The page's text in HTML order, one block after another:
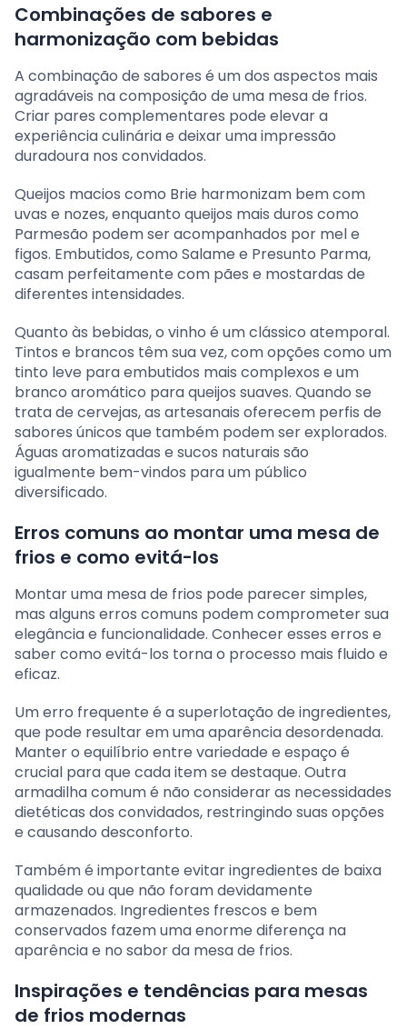
Combinações de sabores e
harmonização com bebidas
A combinação de sabores é um dos aspectos mais
agradáveis na composição de uma mesa de frios.
Criar pares complementares pode elevar a
experiência culinária e deixar uma impressão
duradoura nos convidados.
Queijos macios como Brie harmonizam bem com
uvas e nozes, enquanto queijos mais duros como
Parmesão podem ser acompanhados por mel e
figos. Embutidos, como Salame e Presunto Parma,
casam perfeitamente com pães e mostardas de
diferentes intensidades.
Quanto às bebidas, o vinho é um clássico atemporal.
Tintos e brancos têm sua vez, com opções como um
tinto leve para embutidos mais complexos e um
branco aromático para queijos suaves. Quando se
trata de cervejas, as artesanais oferecem perfis de
sabores únicos que também podem ser explorados.
Águas aromatizadas e sucos naturais são
igualmente bem-vindos para um público
diversificado.
Erros comuns ao montar uma mesa de
frios e como evitá-los
Montar uma mesa de frios pode parecer simples,
mas alguns erros comuns podem comprometer sua
elegância e funcionalidade. Conhecer esses erros e
saber como evitá-los torna o processo mais fluido e
eficaz.
Um erro frequente é a superlotação de ingredientes,
que pode resultar em uma aparência desordenada.
Manter o equilíbrio entre variedade e espaço é
crucial para que cada item se destaque. Outra
armadilha comum é não considerar as necessidades
dietéticas dos convidados, restringindo suas opções
e causando desconforto.
Também é importante evitar ingredientes de baixa
qualidade ou que não foram devidamente
armazenados. Ingredientes frescos e bem
conservados fazem uma enorme diferença na
aparência e no sabor da mesa de frios.
Inspirações e tendências para mesas
de frios modernas